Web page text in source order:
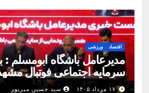
اقتصاد ورزشی
مدیرعامل باشگاه ابومسلم
سرمایه اجتماعی فوتبال
مشترک استان شکل بگیرد
۱۷ مرداد ۱۴۰۵ سید حسین میرپور